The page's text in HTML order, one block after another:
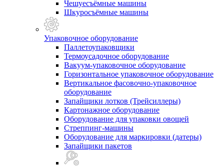
Чешуесъёмные машины
Шкуросъёмные машины
Упаковочное оборудование
Паллетоупаковщики
Термоусадочное оборудование
Вакуум-упаковочное оборудование
Горизонтальное упаковочное оборудование
Вертикальное фасовочно-упаковочное
оборудование
Запайщики лотков (Трейсиллеры)
Картонажное оборудование
Оборудование для упаковки овощей
Стреппинг-машины
Оборудование для маркировки (датеры)
Запайщики пакетов